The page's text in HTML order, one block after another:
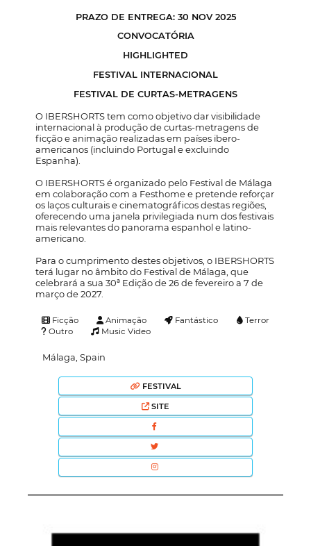
PRAZO DE ENTREGA: 30 NOV 2025
CONVOCATÓRIA
HIGHLIGHTED
FESTIVAL INTERNACIONAL
FESTIVAL DE CURTAS-METRAGENS
O IBERSHORTS tem como objetivo dar visibilidade
internacional à produção de curtas-metragens de
ficção e animação realizadas em países ibero-
americanos (incluindo Portugal e excluindo
Espanha).
O IBERSHORTS é organizado pelo Festival de Málaga
em colaboração com a Festhome e pretende reforçar
os laços culturais e cinematográficos destas regiões,
oferecendo uma janela privilegiada num dos festivais
mais relevantes do panorama espanhol e latino-
americano.
Para o cumprimento destes objetivos, o IBERSHORTS
terá lugar no âmbito do Festival de Málaga, que
celebrará a sua 30ª Edição de 26 de fevereiro a 7 de
março de 2027.
Ficção Animação Fantástico
Terror
Outro
Music Video
Málaga, Spain
FESTIVAL
SITE